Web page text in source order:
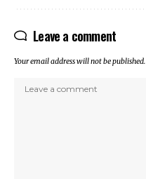
Leave a comment
Your email address will not be published.